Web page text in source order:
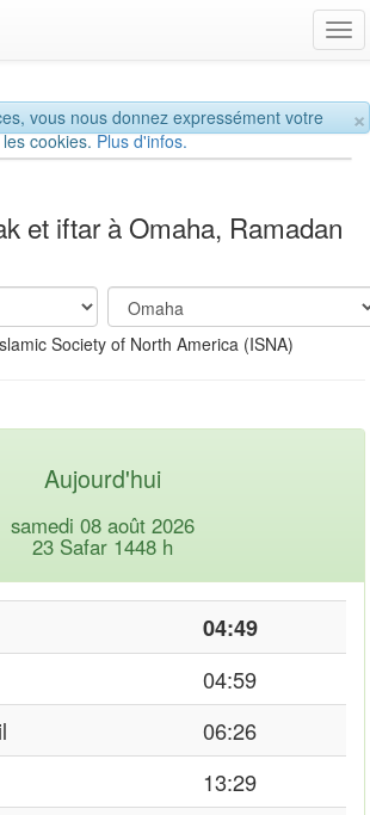
×
vous nous donnez expressément votre
les cookies.Plus d'infos.
et iftar à Omaha, Ramadan
Society of North America (ISNA)
Aujourd'hui
samedi 08 août 2026
23 Safar 1448 h
04:49
04:59
06:26
13:29